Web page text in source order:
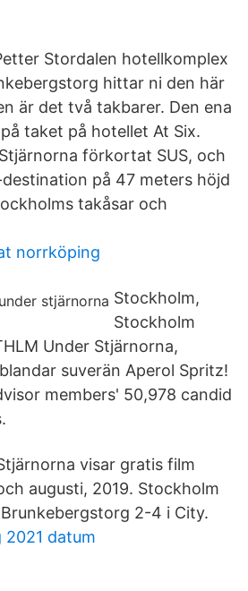
Stordalen hotellkomplex
hittar ni den här
är det två takbarer. Den ena
taket på hotellet At Six.
förkortat SUS, och
på 47 meters höjd
takåsar och
norrköping
Stockholm,
Stockholm
Under Stjärnorna,
suverän Aperol Spritz!
members' 50,978 candid
visar gratis film
augusti, 2019. Stockholm
2-4 i City.
datum